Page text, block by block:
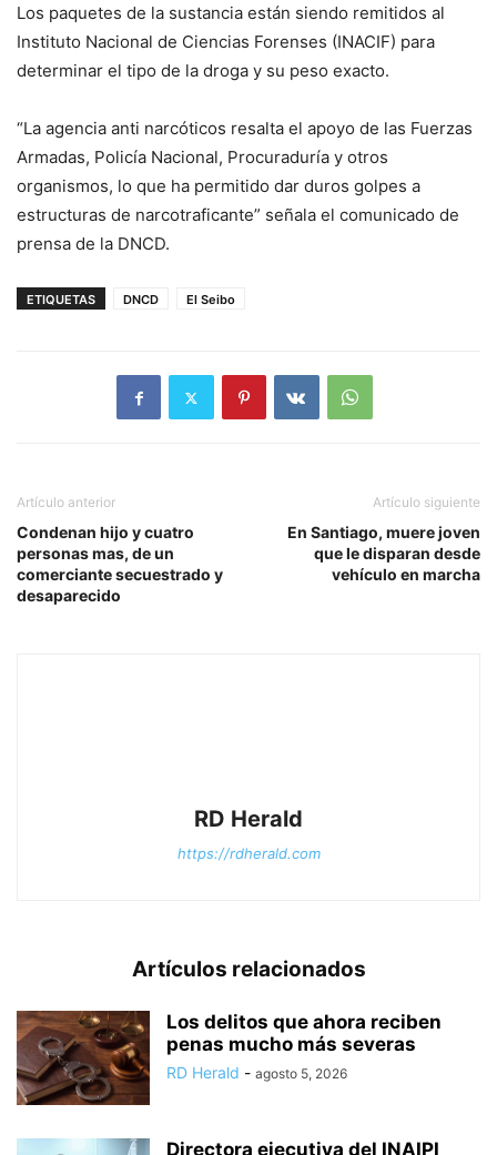
Los paquetes de la sustancia están siendo remitidos al
Instituto Nacional de Ciencias Forenses (INACIF) para
determinar el tipo de la droga y su peso exacto.
“La agencia anti narcóticos resalta el apoyo de las Fuerzas
Armadas, Policía Nacional, Procuraduría y otros
organismos, lo que ha permitido dar duros golpes a
estructuras de narcotraficante” señala el comunicado de
prensa de la DNCD.
ETIQUETAS DNCD El Seibo
Artículo anterior
Condenan hijo y cuatro
personas mas, de un
comerciante secuestrado y
desaparecido
Artículo siguiente
En Santiago, muere joven
que le disparan desde
vehículo en marcha
RD Herald
https://rdherald.com
Artículos relacionados
Los delitos que ahora reciben
penas mucho más severas
RD Herald - agosto 5, 2026
Directora ejecutiva del INAIPI